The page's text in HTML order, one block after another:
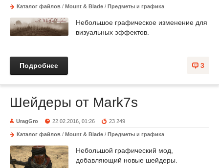
Каталог файлов / Mount & Blade / Предметы и графика
Небольшое графическое изменение для
визуальных эффектов.
3
Подробнее
Шейдеры от Mark7s
UragGro 22.02.2016, 01:26 23 249
Каталог файлов / Mount & Blade / Предметы и графика
Небольшой графический мод,
добавляющий новые шейдеры.